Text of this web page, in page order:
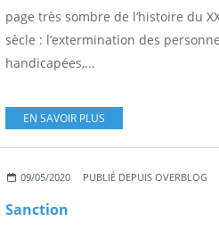
page très sombre de l’histoire du
sècle : l’extermination des
handicapées,...
EN SAVOIR PLUS
GALLIMARD
09/05/2020 PUBLIÉ DEPUIS OVERBLOG
Sanction